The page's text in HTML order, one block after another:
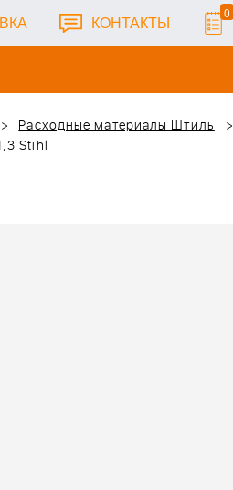
КОНТАКТЫ 0
Расходные материалы Штиль
Stihl